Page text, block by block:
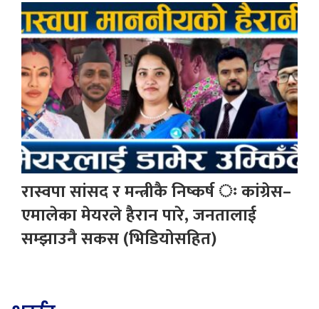
रास्वपा सांसद र मन्त्रीकै निष्कर्ष ः कांग्रेस–
एमालेका मेयरले हैरान पारे, जनतालाई
सम्झाउनै सकस (भिडियोसहित)